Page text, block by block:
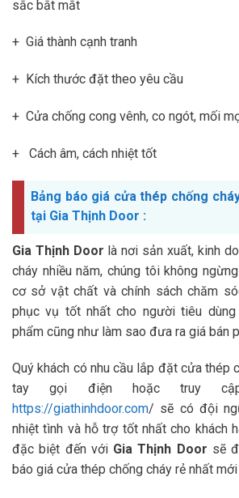
sắc bắt mắt
+ Giá thành cạnh tranh
+ Kích thước đặt theo yêu cầu
+ Cửa chống cong vênh, co ngót, mối
+ Cách âm, cách nhiệt tốt
Bảng báo giá cửa thép chống
tại Gia Thịnh Door :
Gia Thịnh Door là nơi sản xuất, kinh
cháy nhiều năm, chúng tôi không
cơ sở vật chất và chính sách chăm
phục vụ tốt nhất cho người tiêu
phẩm cũng như làm sao đưa ra giá bán
Quý khách có nhu cầu lắp đặt cửa thép
tay gọi điện hoặc truy
https://giathinhdoor.com/ sẽ có đội
nhiệt tình và hỗ trợ tốt nhất cho khách
đặc biệt đến với Gia Thịnh Door sẽ
báo giá cửa thép chống cháy rẻ nhất